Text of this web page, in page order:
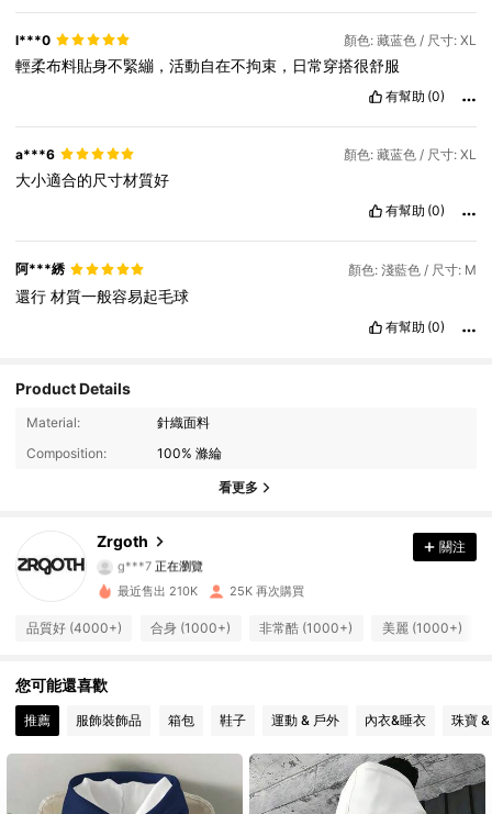
l***0 顏色: 藏蓝色 / 尺寸: XL
輕柔布料貼身不緊繃，活動自在不拘束，日常穿搭很舒服
有幫助 (0)
a***6 顏色: 藏蓝色 / 尺寸: XL
大小適合的尺寸材質好
有幫助 (0)
阿***綉 顏色: 淺藍色 / 尺寸: M
還行材質一般容易起毛球
有幫助 (0)
Product Details
Material:
針織面料
Composition:
100% 滌綸
看更多
Zrgoth
63K 追蹤者
4.79
g***7 正在瀏覽
4.79
63K 追蹤者
4.79 63K 追蹤者
4.79 63K 追蹤者
關注
最近售出 210K 25K 再次購買
品質好 (4000+) 合身 (1000+) 非常酷 (1000+) 美麗 (1000+)
您可能還喜歡
推薦 服飾裝飾品 箱包 鞋子 運動 & 戶外 內衣&睡衣 珠寶